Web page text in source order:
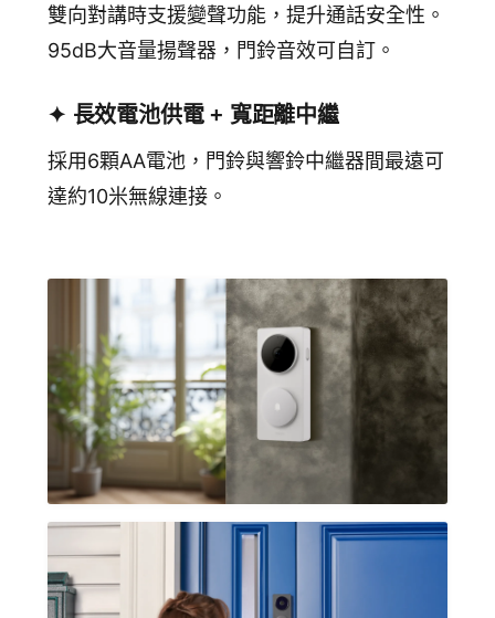
雙向對講時支援變聲功能，提升通話安全性。
95dB大音量揚聲器，門鈴音效可自訂。
✦ 長效電池供電 + 寬距離中繼
採用6顆AA電池，門鈴與響鈴中繼器間最遠可
達約10米無線連接。